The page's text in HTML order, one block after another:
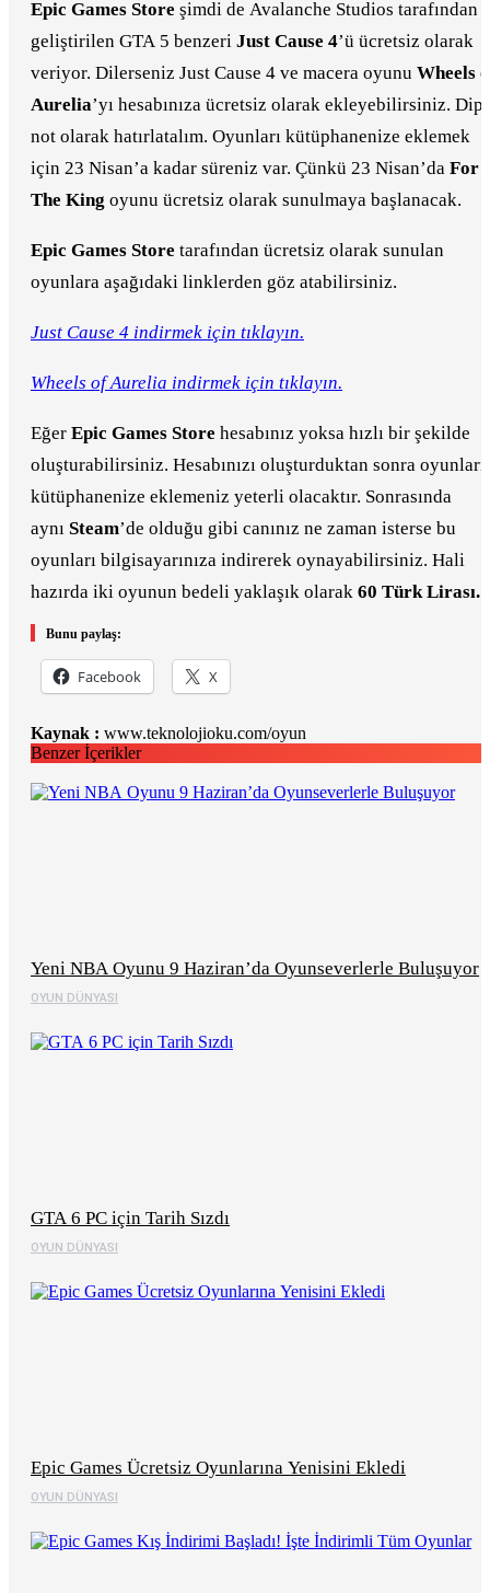
Epic Games Store şimdi de Avalanche Studios tarafından
geliştirilen GTA 5 benzeri Just Cause 4’ü ücretsiz olarak
veriyor. Dilerseniz Just Cause 4 ve macera oyunu Wheels
Aurelia’yı hesabınıza ücretsiz olarak ekleyebilirsiniz. Dip
not olarak hatırlatalım. Oyunları kütüphanenize eklemek
için 23 Nisan’a kadar süreniz var. Çünkü 23 Nisan’da For
The King oyunu ücretsiz olarak sunulmaya başlanacak.
Epic Games Store tarafından ücretsiz olarak sunulan
oyunlara aşağıdaki linklerden göz atabilirsiniz.
Just Cause 4 indirmek için tıklayın.
Wheels of Aurelia indirmek için tıklayın.
Eğer Epic Games Store hesabınız yoksa hızlı bir şekilde
oluşturabilirsiniz. Hesabınızı oluşturduktan sonra oyunları
kütüphanenize eklemeniz yeterli olacaktır. Sonrasında
aynı Steam’de olduğu gibi canınız ne zaman isterse bu
oyunları bilgisayarınıza indirerek oynayabilirsiniz. Hali
hazırda iki oyunun bedeli yaklaşık olarak 60 Türk Lirası.
Bunu paylaş:
Facebook X
Kaynak : www.teknolojioku.com/oyun
Benzer İçerikler
OYUN DÜNYASI
Yeni NBA Oyunu 9 Haziran’da Oyunseverlerle Buluşuyor
OYUN DÜNYASI
GTA 6 PC için Tarih Sızdı
OYUN DÜNYASI
Epic Games Ücretsiz Oyunlarına Yenisini Ekledi